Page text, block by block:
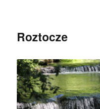
Roztocze